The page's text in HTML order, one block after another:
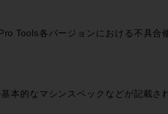
Tools各バージョンにおける不具合
本的なマシンスペックなどが記載さ